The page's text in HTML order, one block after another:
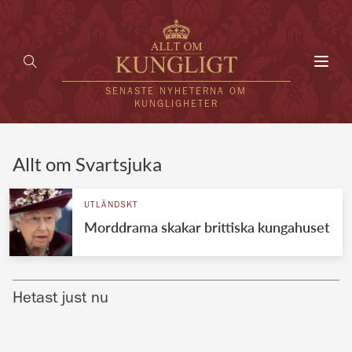
SENASTE NYHETERNA OM
KUNGLIGHETER
UTLÄNDSKT
VÄRLDENS KUNGAHUS
Allt om Svartsjuka
UTLÄNDSKT
Morddrama skakar brittiska kungahuset
Hetast just nu